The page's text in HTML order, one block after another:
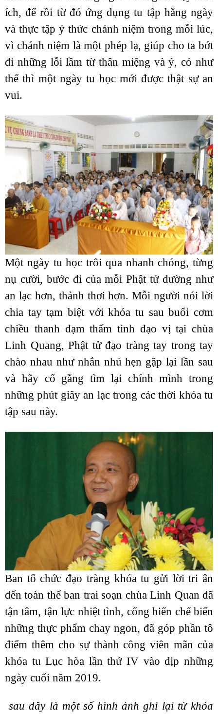
ích, để rồi từ đó ứng dụng tu tập hằng ngày
và thực tập ý thức chánh niệm trong mỗi lúc,
vì chánh niệm là một phép lạ, giúp cho ta bớt
đi những lỗi lầm từ thân miệng và ý, có như
thế thì một ngày tu học mới được thật sự an
vui.
Một ngày tu học trôi qua nhanh chóng, từng
nụ cười, bước đi của mỗi Phật tử dường như
an lạc hơn, thảnh thơi hơn. Mỗi người nói lời
chia tay tạm biệt với khóa tu sau buổi cơm
chiều thanh đạm thấm tình đạo vị tại chùa
Linh Quang, Phật tử đạo tràng tay trong tay
chào nhau như nhắn nhủ hẹn gặp lại lần sau
và hãy cố gắng tìm lại chính mình trong
những phút giây an lạc trong các thời khóa tu
tập sau này.
Ban tổ chức đạo tràng khóa tu gửi lời tri ân
đến toàn thể ban trai soạn chùa Linh Quan đã
tận tâm, tận lực nhiệt tình, cống hiến chế biến
những thực phẩm chay ngon, đã góp phần tô
điểm thêm cho sự thành công viên mãn của
khóa tu Lục hòa lần thứ IV vào dịp những
ngày cuối năm 2019.
sau đây là một số hình ảnh ghi lại từ khóa